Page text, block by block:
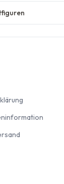
AGB
Zahlung und